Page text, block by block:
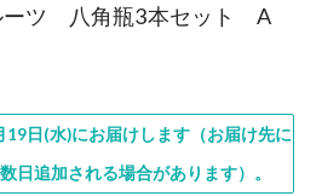
ーツ 八角瓶3本セット A
日(水)にお届けします（お届け先に
日追加される場合があります）。